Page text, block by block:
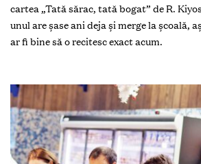
cartea „Tată sărac, tată bogat” de R.
unul are șase ani deja și merge la școală,
ar fi bine să o recitesc exact acum.